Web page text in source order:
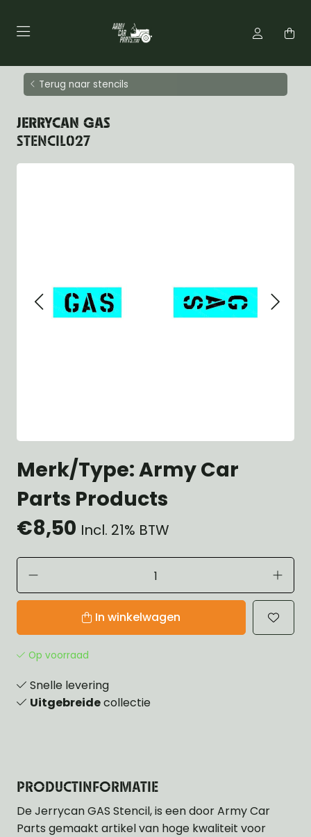
Terug naar stencils
JERRYCAN GAS
STENCIL027
Merk/Type: Army Car
Parts Products
€8,50 Incl. 21% BTW
In winkelwagen
Op voorraad
Snelle levering
Uitgebreidecollectie
PRODUCTINFORMATIE
De Jerrycan GAS Stencil, is een door Army Car
Parts gemaakt artikel van hoge kwaliteit voor